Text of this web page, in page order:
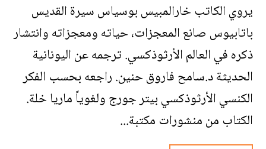
يروي الكاتب خارالمبيس بوسياس سيرة القديس
باتابيوس صانع المعجزات، حياته ومعجزاته وانتشار
ذكره في العالم الأرثوذكسي. ترجمه عن اليونانية
الحديثة د.سامح فاروق حنين. راجعه بحسب الفكر
الكنسي الأرثوذكسي بيتر جورج ولغوياً ماريا خلة.
الكتاب من منشورات مكتبة...